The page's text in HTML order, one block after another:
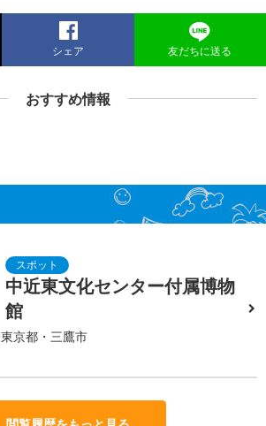
シェア 友だちに送る
おすすめ情報
中近東文化センター付属博物
館
東京都・三鷹市